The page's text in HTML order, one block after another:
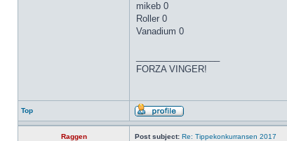
mikeb 0
Roller 0
Vanadium 0
FORZA VINGER!
Top
Raggen Post subject: Re: Tippekonkurransen 2017